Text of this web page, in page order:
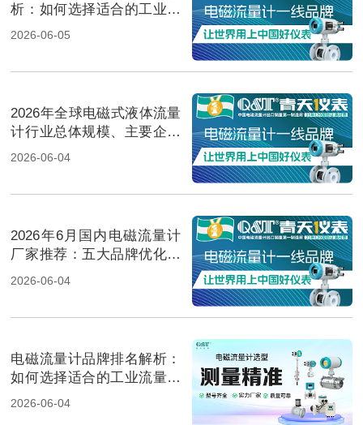
析：如何选择适合的工业流
量测量方案？
2026-06-05
2026年全球电磁式液体流量
计行业总体规模、主要企业
国内外市场占有率及排名
2026-06-04
2026年6月国内电磁流量计
厂家推荐：五大品牌优化低
电导介质测量解决方案
2026-06-04
电磁流量计品牌排名解析：
如何选择适合的工业流量测
量方案？
2026-06-04